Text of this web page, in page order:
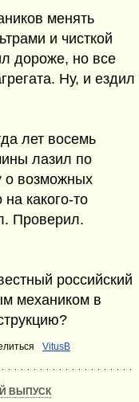
менять
и чисткой
дороже, но все
Ну, и ездил
лет восемь
лазил по
о возможных
какого-то
Проверил.
российский
механиком в
VitusB
ВЫПУСК